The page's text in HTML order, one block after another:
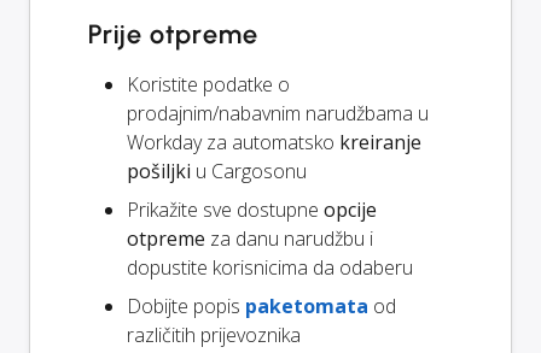
Prije otpreme
Koristite podatke o
prodajnim/nabavnim narudžbama u
Workday za automatsko kreiranje
pošiljki u Cargosonu
Prikažite sve dostupne opcije
otpreme za danu narudžbu i
dopustite korisnicima da odaberu
Dobijte popis paketomata od
različitih prijevoznika